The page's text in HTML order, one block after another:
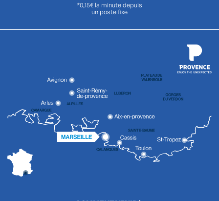
*0,15€ la minute depuis
un poste fixe